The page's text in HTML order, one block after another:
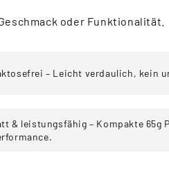
oder Funktionalität.
– Leicht verdaulich, kein
& leistungsfähig – Kompakte 65g